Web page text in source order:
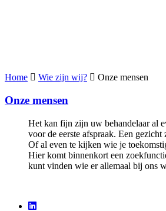
Home Wie zijn wij? Onze mensen
Onze mensen
Het kan fijn zijn uw behandelaar al
voor de eerste afspraak. Een gezicht
Of al even te kijken wie je
Hier komt binnenkort een
kunt vinden wie er allemaal bij ons